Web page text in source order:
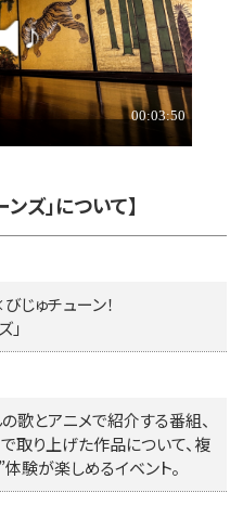
ズ」について】
じゅチューン！
」
歌とアニメで紹介する番組、
で取り上げた作品について、複
験が楽しめるイベント。